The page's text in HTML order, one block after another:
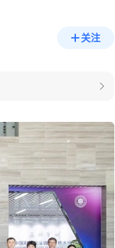
关注